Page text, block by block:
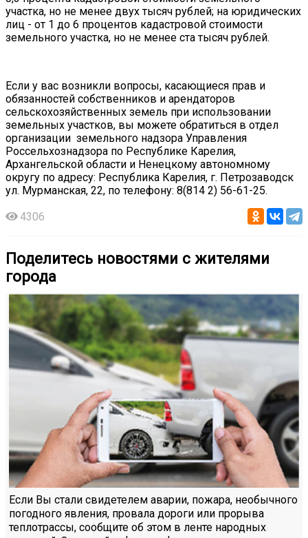
участка, но не менее двух тысяч рублей; на юридических
лиц - от 1 до 6 процентов кадастровой стоимости
земельного участка, но не менее ста тысяч рублей.
Если у вас возникли вопросы, касающиеся прав и
обязанностей собственников и арендаторов
сельскохозяйственных земель при использовании
земельных участков, вы можете обратиться в отдел
организации земельного надзора Управления
Россельхознадзора по Республике Карелия,
Архангельской области и Ненецкому автономному
округу по адресу: Республика Карелия, г. Петрозаводск
ул. Мурманская, 22, по телефону: 8(814 2) 56-61-25.
4306
Поделитесь новостями с жителями
города
Если Вы стали свидетелем аварии, пожара, необычного
погодного явления, провала дороги или прорыва
теплотрассы, сообщите об этом в ленте народных